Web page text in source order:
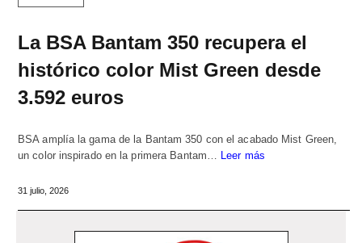
La BSA Bantam 350 recupera el
histórico color Mist Green desde
3.592 euros
BSA amplía la gama de la Bantam 350 con el acabado Mist Green,
un color inspirado en la primera Bantam… Leer más
31 julio, 2026